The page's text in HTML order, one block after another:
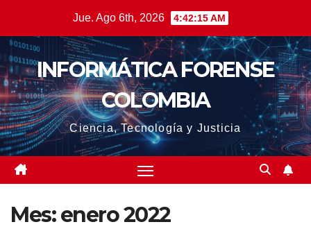
contenido
Jue. Ago 6th, 2026 4:42:16 AM
INFORMÁTICA FORENSE
COLOMBIA
Ciencia, Tecnología y Justicia
Mes:enero 2022